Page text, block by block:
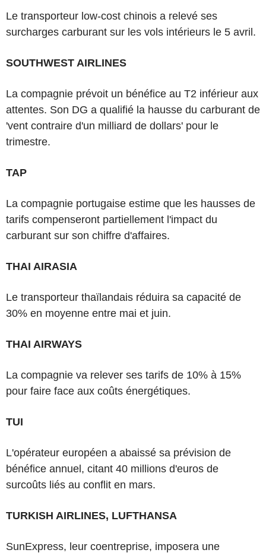
Le transporteur low-cost chinois a relevé ses
surcharges carburant sur les vols intérieurs le 5 avril.
SOUTHWEST AIRLINES
La compagnie prévoit un bénéfice au T2 inférieur aux
attentes. Son DG a qualifié la hausse du carburant de
'vent contraire d'un milliard de dollars' pour le
trimestre.
TAP
La compagnie portugaise estime que les hausses de
tarifs compenseront partiellement l'impact du
carburant sur son chiffre d'affaires.
THAI AIRASIA
Le transporteur thaïlandais réduira sa capacité de
30% en moyenne entre mai et juin.
THAI AIRWAYS
La compagnie va relever ses tarifs de 10% à 15%
pour faire face aux coûts énergétiques.
TUI
L'opérateur européen a abaissé sa prévision de
bénéfice annuel, citant 40 millions d'euros de
surcoûts liés au conflit en mars.
TURKISH AIRLINES, LUFTHANSA
SunExpress, leur coentreprise, imposera une